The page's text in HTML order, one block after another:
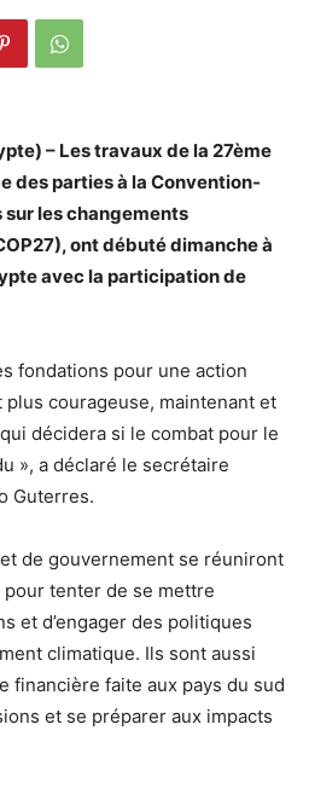
– Les travaux de la 27ème
des parties à la Convention-
les changements
ont débuté dimanche à
avec la participation de
fondations pour une action
courageuse, maintenant et
décidera si le combat pour le
», a déclaré le secrétaire
Guterres.
et de gouvernement se réuniront
tenter de se mettre
et d’engager des politiques
climatique. Ils sont aussi
financière faite aux pays du sud
et se préparer aux impacts